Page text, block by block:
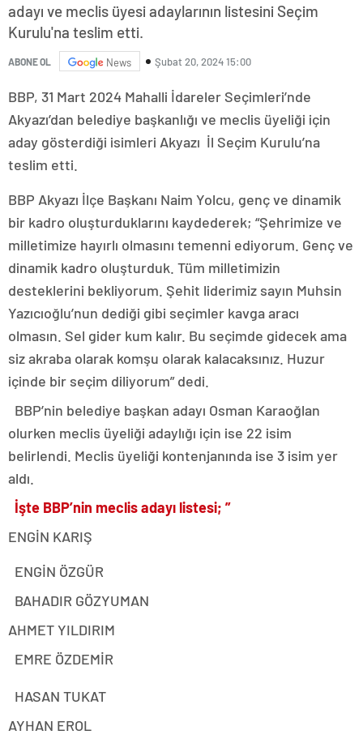
adayı ve meclis üyesi adaylarının listesini Seçim
Kurulu'na teslim etti.
ABONE OL News Şubat 20, 2024 15:00
BBP, 31 Mart 2024 Mahalli İdareler Seçimleri’nde
Akyazı’dan belediye başkanlığı ve meclis üyeliği için
aday gösterdiği isimleri Akyazı İl Seçim Kurulu’na
teslim etti.
BBP Akyazı İlçe Başkanı Naim Yolcu, genç ve dinamik
bir kadro oluşturduklarını kaydederek; “Şehrimize ve
milletimize hayırlı olmasını temenni ediyorum. Genç ve
dinamik kadro oluşturduk. Tüm milletimizin
desteklerini bekliyorum. Şehit liderimiz sayın Muhsin
Yazıcıoğlu’nun dediği gibi seçimler kavga aracı
olmasın. Sel gider kum kalır. Bu seçimde gidecek ama
siz akraba olarak komşu olarak kalacaksınız. Huzur
içinde bir seçim diliyorum” dedi.
BBP’nin belediye başkan adayı Osman Karaoğlan
olurken meclis üyeliği adaylığı için ise 22 isim
belirlendi. Meclis üyeliği kontenjanında ise 3 isim yer
aldı.
İşte BBP’nin meclis adayı listesi; ”
ENGİN KARIŞ
ENGİN ÖZGÜR
BAHADIR GÖZYUMAN
AHMET YILDIRIM
EMRE ÖZDEMİR
HASAN TUKAT
AYHAN EROL